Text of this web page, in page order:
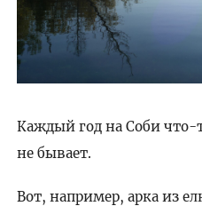
Каждый год на Соби что-
не бывает.
Вот, например, арка из